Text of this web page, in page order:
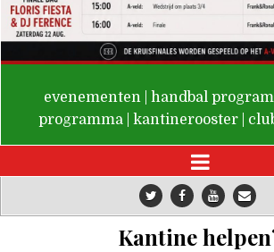
De Valken
evenementen handbal
programma
kantinerooster
Kantine